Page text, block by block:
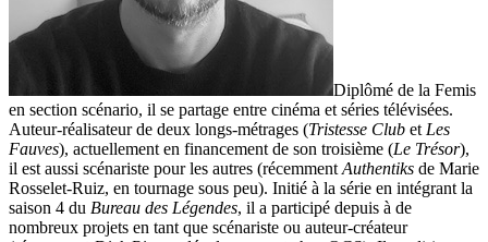
Diplômé de la Femis
en section scénario, il se partage entre cinéma et séries télévisées.
Auteur-réalisateur de deux longs-métrages (Tristesse Club et Les
Fauves), actuellement en financement de son troisième (Le Trésor),
il est aussi scénariste pour les autres (récemment Authentiks de Marie
Rosselet-Ruiz, en tournage sous peu). Initié à la série en intégrant la
saison 4 du Bureau des Légendes, il a participé depuis à de
nombreux projets en tant que scénariste ou auteur-créateur